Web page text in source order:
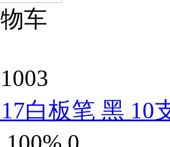
车
白板笔 黑 10